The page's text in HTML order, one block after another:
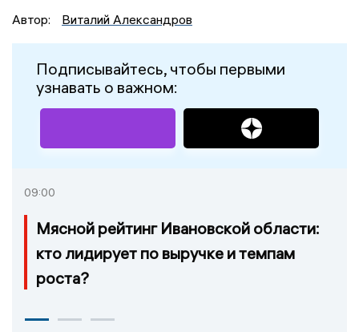
Автор:
Виталий Александров
Подписывайтесь, чтобы первыми
узнавать о важном:
09:00
Мясной рейтинг Ивановской области:
кто лидирует по выручке и темпам
роста?